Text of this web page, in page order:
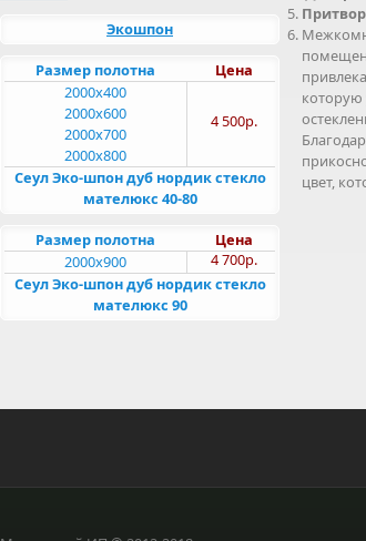
Экошпон
Цена
Размер полотна
4 500р.
2000x400
2000x600
2000x700
2000x800
Сеул Эко-шпон дуб нордик стекло
мателюкс 40-80
Цена
Размер полотна
4 700р.
2000x900
Сеул Эко-шпон дуб нордик стекло
мателюкс 90
которую
цвет,